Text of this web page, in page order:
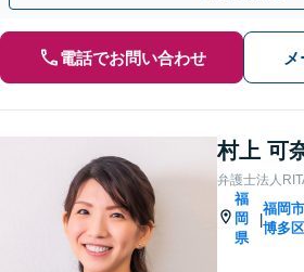
電話でお問い合わせ
村上 可
弁護士法人
福
岡
県
|
福岡市
博多区